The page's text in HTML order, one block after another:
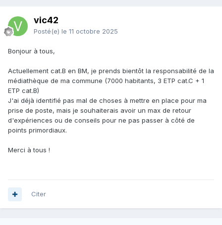
vic42
Posté(e) le 11 octobre 2025
Bonjour à tous,
Actuellement cat.B en BM, je prends bientôt la responsabilité de la
médiathèque de ma commune (7000 habitants, 3 ETP cat.C + 1
ETP cat.B)
J'ai déjà identifié pas mal de choses à mettre en place pour ma
prise de poste, mais je souhaiterais avoir un max de retour
d'expériences ou de conseils pour ne pas passer à côté de
points primordiaux.
Merci à tous !
Citer